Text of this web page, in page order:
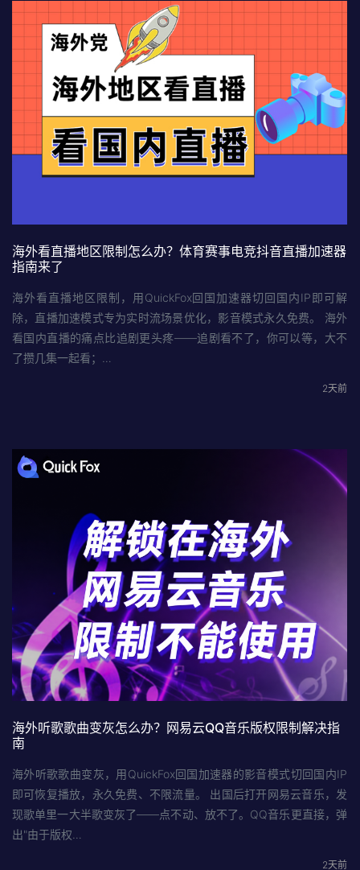
海外看直播地区限制怎么办？体育赛事电竞抖音直播加速器
指南来了
海外看直播地区限制，用QuickFox回国加速器切回国内IP即可解
除，直播加速模式专为实时流场景优化，影音模式永久免费。 海外
看国内直播的痛点比追剧更头疼——追剧看不了，你可以等，大不
了攒几集一起看；…
2天前
海外听歌歌曲变灰怎么办？网易云QQ音乐版权限制解决指
南
海外听歌歌曲变灰，用QuickFox回国加速器的影音模式切回国内IP
即可恢复播放，永久免费、不限流量。 出国后打开网易云音乐，发
现歌单里一大半歌变灰了——点不动、放不了。QQ音乐更直接，弹
出"由于版权…
2天前